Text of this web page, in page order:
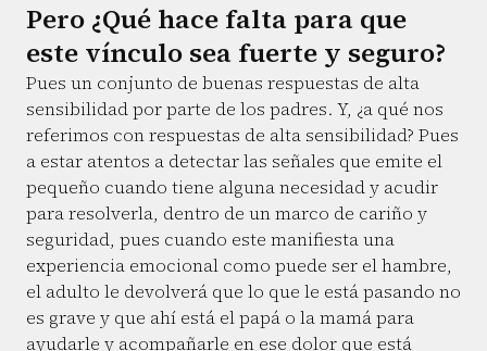
Pero ¿Qué hace falta para que
este vínculo sea fuerte y seguro?
Pues un conjunto de buenas respuestas de alta
sensibilidad por parte de los padres. Y, ¿a qué nos
referimos con respuestas de alta sensibilidad? Pues
a estar atentos a detectar las señales que emite el
pequeño cuando tiene alguna necesidad y acudir
para resolverla, dentro de un marco de cariño y
seguridad, pues cuando este manifiesta una
experiencia emocional como puede ser el hambre,
el adulto le devolverá que lo que le está pasando no
es grave y que ahí está el papá o la mamá para
ayudarle y acompañarle en ese dolor que está